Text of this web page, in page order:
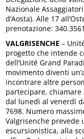
Nazionale
d’Aosta). Alle 17
prenotazione:
VALGRISENCHE –
progetto che intende
dell’Unité Grand
movimento diventi
incontrare altre
partecipare, chiamare
dal lunedì al venerdì
7698. Numero
Valgrisenche prevede
escursionistica, alla